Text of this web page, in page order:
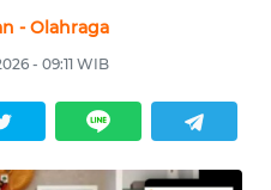
- Olahraga
- 09:11 WIB